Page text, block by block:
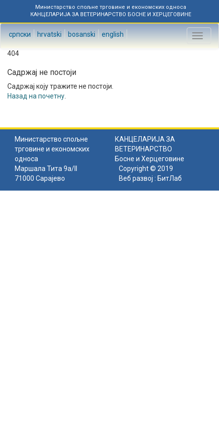
Министарство спољне трговине и економских односа
КАНЦЕЛАРИЈА ЗА ВЕТЕРИНАРСТВО БОСНЕ И ХЕРЦЕГОВИНЕ
српски hrvatski bosanski english
Toggle
404
Садржај не постоји
Садржај коју тражите не постоји.
Назад на почетну
Министарство спољне
трговине и економских
односа
КАНЦЕЛАРИЈА ЗА
ВЕТЕРИНАРСТВО
Босне и Херцеговине
Маршала Тита 9а/II
71000 Сарајево
Copyright © 2019
Веб развој : БитЛаб